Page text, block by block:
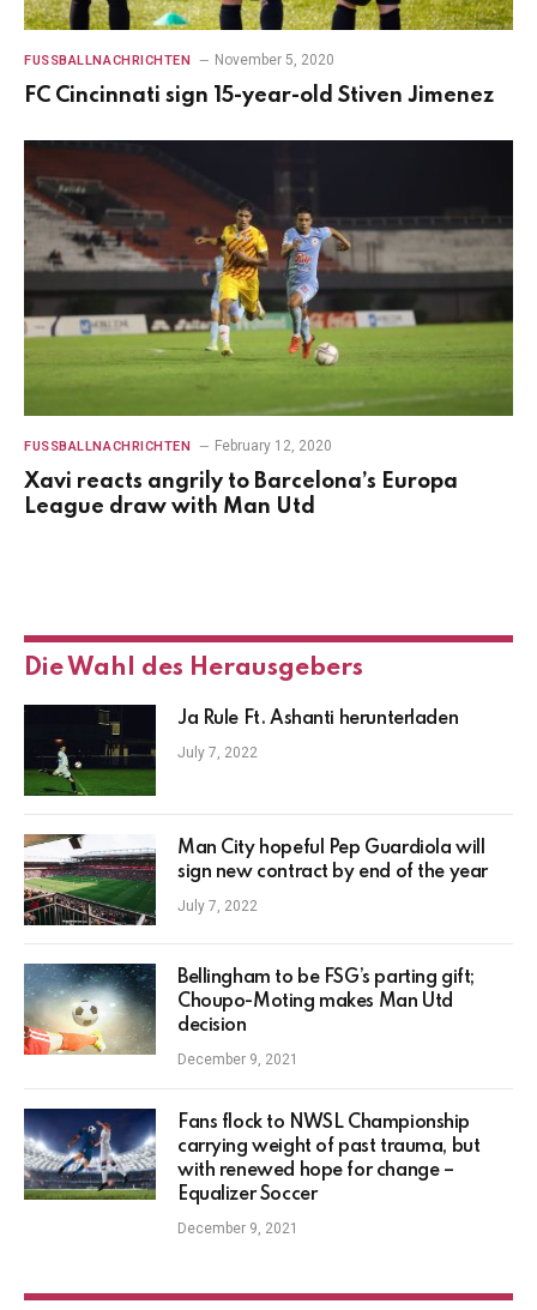
FUSSBALLNACHRICHTEN November 5, 2020
FC Cincinnati sign 15-year-old Stiven Jimenez
FUSSBALLNACHRICHTEN February 12, 2020
Xavi reacts angrily to Barcelona’s Europa
League draw with Man Utd
Die Wahl des Herausgebers
Ja Rule Ft. Ashanti herunterladen
July 7, 2022
Man City hopeful Pep Guardiola will
sign new contract by end of the year
July 7, 2022
Bellingham to be FSG’s parting gift;
Choupo-Moting makes Man Utd
decision
December 9, 2021
Fans flock to NWSL Championship
carrying weight of past trauma, but
with renewed hope for change –
Equalizer Soccer
December 9, 2021